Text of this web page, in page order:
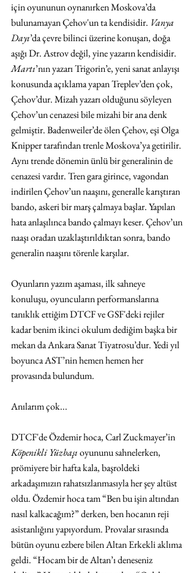
için oyununun oynanırken Moskova’da
bulunamayan Çehov'un ta kendisidir. Vanya
Dayı’da çevre bilinci üzerine konuşan, doğa
aşığı Dr. Astrov değil, yine yazarın kendisidir.
Martı’nın yazarı Trigorin’e, yeni sanat anlayışı
konusunda açıklama yapan Treplev’den çok,
Çehov’dur. Mizah yazarı olduğunu söyleyen
Çehov’un cenazesi bile mizahi bir ana denk
gelmiştir. Badenweiler’de ölen Çehov, eşi Olga
Knipper tarafından trenle Moskova’ya getirilir.
Aynı trende dönemin ünlü bir generalinin de
cenazesi vardır. Tren gara girince, vagondan
indirilen Çehov’un naaşını, generalle karıştıran
bando, askeri bir marş çalmaya başlar. Yapılan
hata anlaşılınca bando çalmayı keser. Çehov’un
naaşı oradan uzaklaştırıldıktan sonra, bando
generalin naaşını törenle karşılar.
Oyunların yazım aşaması, ilk sahneye
konuluşu, oyuncuların performanslarına
tanıklık ettiğim DTCF ve GSF'deki rejiler
kadar benim ikinci okulum dediğim başka bir
mekan da Ankara Sanat Tiyatrosu’dur. Yedi yıl
boyunca AST’nin hemen hemen her
provasında bulundum.
Anılarım çok...
DTCF'de Özdemir hoca, Carl Zuckmayer’in
Köpenikli Yüzbaşı oyununu sahnelerken,
prömiyere bir hafta kala, başroldeki
arkadaşımızın rahatsızlanmasıyla her şey altüst
oldu. Özdemir hoca tam “Ben bu işin altından
nasıl kalkacağım?” derken, ben hocanın reji
asistanlığını yapıyordum. Provalar sırasında
bütün oyunu ezbere bilen Altan Erkekli aklıma
geldi. “Hocam bir de Altan’ı deneseniz